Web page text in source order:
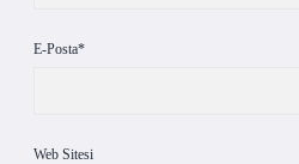
E-Posta*
Web Sitesi